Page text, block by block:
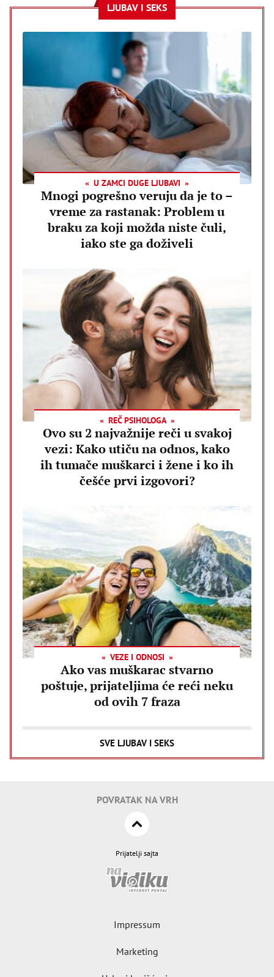
LJUBAV I SEKS
U ZAMCI DUGE LJUBAVI
Mnogi pogrešno veruju da je to –
vreme za rastanak: Problem u
braku za koji možda niste čuli,
iako ste ga doživeli
REČ PSIHOLOGA
Ovo su 2 najvažnije reči u svakoj
vezi: Kako utiču na odnos, kako
ih tumače muškarci i žene i ko ih
češće prvi izgovori?
VEZE I ODNOSI
Ako vas muškarac stvarno
poštuje, prijateljima će reći neku
od ovih 7 fraza
SVE LJUBAV I SEKS
POVRATAK NA VRH
Prijatelji sajta
Impressum
Marketing